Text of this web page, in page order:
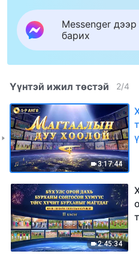
Messenger
барих
Үүнтэй ижил төстэй 2/4
3:17:44
2:45:34